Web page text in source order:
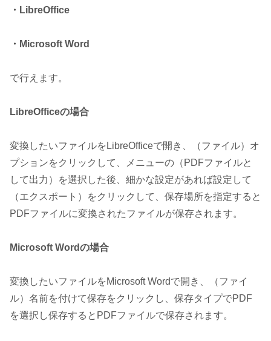
・LibreOffice
・Microsoft Word
で行えます。
LibreOfficeの場合
変換したいファイルをLibreOfficeで開き、（ファイル）オ
プションをクリックして、メニューの（PDFファイルと
して出力）を選択した後、細かな設定があれば設定して
（エクスポート）をクリックして、保存場所を指定すると
PDFファイルに変換されたファイルが保存されます。
Microsoft Wordの場合
変換したいファイルをMicrosoft Wordで開き、（ファイ
ル）名前を付けて保存をクリックし、保存タイプでPDF
を選択し保存するとPDFファイルで保存されます。